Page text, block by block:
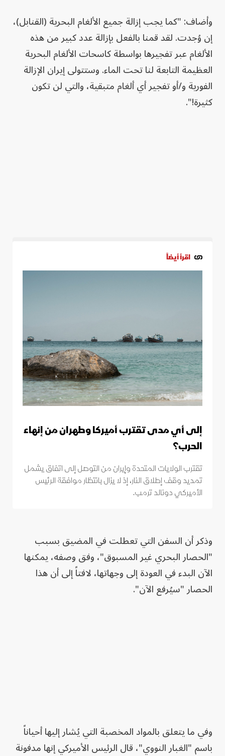
وأضاف: "كما يجب إزالة جميع الألغام البحرية (القنابل)،
إن وُجدت. لقد قمنا بالفعل بإزالة عدد كبير من هذه
الألغام عبر تفجيرها بواسطة كاسحات الألغام البحرية
العظيمة التابعة لنا تحت الماء. وستتولى إيران الإزالة
الفورية و/أو تفجير أي ألغام متبقية، والتي لن تكون
كثيرة!".
اقرأ أيضاً
إلى أي مدى تقترب أميركا وطهران من إنهاء
الحرب؟
تقترب الولايات المتحدة وإيران من التوصل إلى اتفاق يشمل
تمديد وقف إطلاق النار، إذ لا يزال بانتظار موافقة الرئيس
الأميركي دونالد ترمب.
وذكر أن السفن التي تعطلت في المضيق بسبب
"الحصار البحري غير المسبوق"، وفق وصفه، يمكنها
الآن البدء في العودة إلى وجهاتها، لافتاً إلى أن هذا
الحصار "سيُرفع الآن".
وفي ما يتعلق بالمواد المخصبة التي يُشار إليها أحياناً
باسم "الغبار النووي"، قال الرئيس الأميركي إنها مدفونة